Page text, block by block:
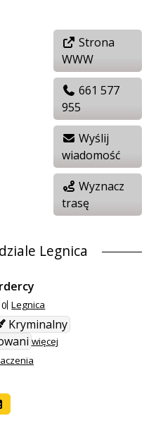
Strona
WWW
661 577
955
Wyślij
wiadomość
Wyznacz
trasę
Legnica
Legnica
Kryminalny
więcej